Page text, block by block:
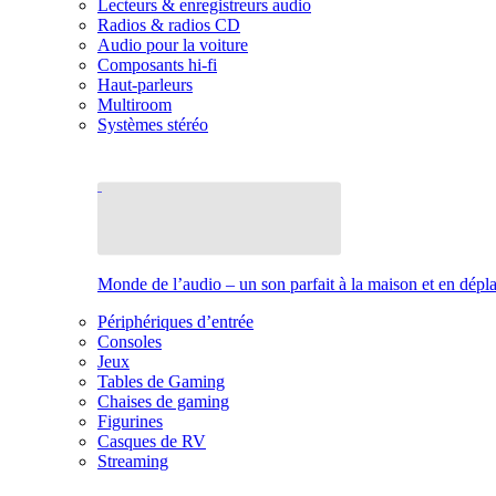
Lecteurs & enregistreurs audio
Radios & radios CD
Audio pour la voiture
Composants hi-fi
Haut-parleurs
Multiroom
Systèmes stéréo
Monde de l’audio – un son parfait à la maison et en
Périphériques d’entrée
Consoles
Jeux
Tables de Gaming
Chaises de gaming
Figurines
Casques de RV
Streaming